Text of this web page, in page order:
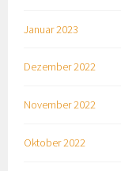
Januar 2023
Dezember 2022
November 2022
Oktober 2022